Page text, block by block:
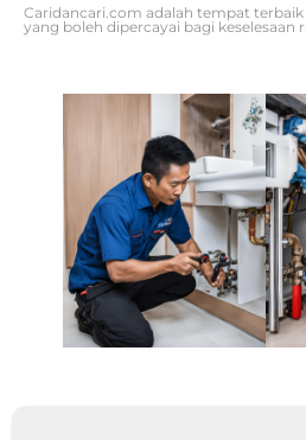
Caridancari.com adalah tempat
yang boleh dipercayai bagi keselesaan